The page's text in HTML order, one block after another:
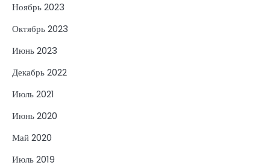
Ноябрь 2023
Октябрь 2023
Июнь 2023
Декабрь 2022
Июль 2021
Июнь 2020
Май 2020
Июль 2019